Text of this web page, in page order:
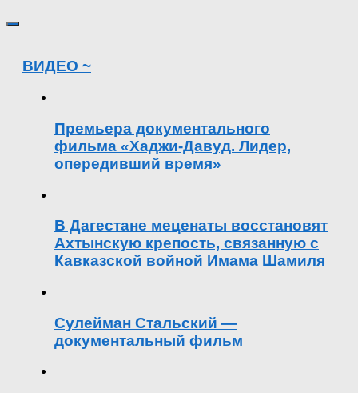
ВИДЕО ~
Премьера документального
фильма «Хаджи-Давуд. Лидер,
опередивший время»
В Дагестане меценаты восстановят
Ахтынскую крепость, связанную с
Кавказской войной Имама Шамиля
Сулейман Стальский —
документальный фильм